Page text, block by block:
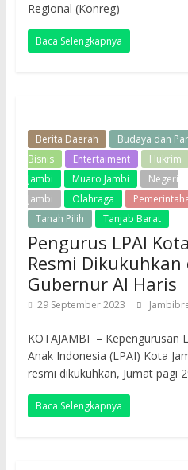
Regional (Konreg)
Baca Selengkapnya
Berita Daerah Budaya dan
Bisnis
Entertaiment Hukrim
Jambi
Muaro Jambi
Negeri
Jambi
Olahraga
Tanah Pilih
Tanjab Barat
Pengurus LPAI
Resmi
Gubernur Al Haris
29 September 2023
KOTAJAMBI – Kepengurusan
Anak Indonesia (LPAI) Kota
resmi dikukuhkan, Jumat pagi
Baca Selengkapnya